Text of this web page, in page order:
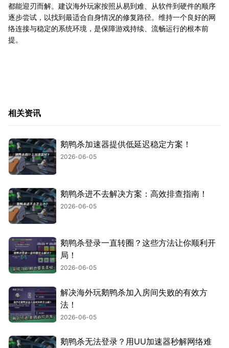
都能迎刃而解。建议海外玩家按照从易到难、从软件到硬件的顺序
逐步尝试，以找到最适合自身情况的修复路径。维持一个良好的网
络连接与稳定的系统环境，是保障游戏持续、流畅运行的根本前
提。
相关资讯
鹅鸭杀加速器提供低延迟稳定方案！
2026-06-05
鹅鸭杀进不去解决方案：高效排查指南！
2026-06-05
鹅鸭杀登录一直转圈？这些方法让你顺利开
局！
2026-06-05
解决海外玩鹅鸭杀加入房间失败的有效方
法！
2026-06-05
鹅鸭杀无法登录？用UU加速器秒解网络难